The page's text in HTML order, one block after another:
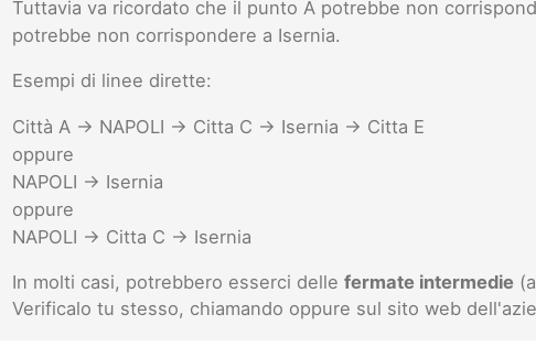
Tuttavia va ricordato che il punto A potrebbe non
potrebbe non corrispondere a Isernia.
Esempi di linee dirette:
Città A -> NAPOLI -> Citta C -> Isernia -> Citta E
oppure
NAPOLI -> Isernia
oppure
NAPOLI -> Citta C -> Isernia
In molti casi, potrebbero esserci dellefermate intermedie
Verificalo tu stesso, chiamando oppure sul sito web